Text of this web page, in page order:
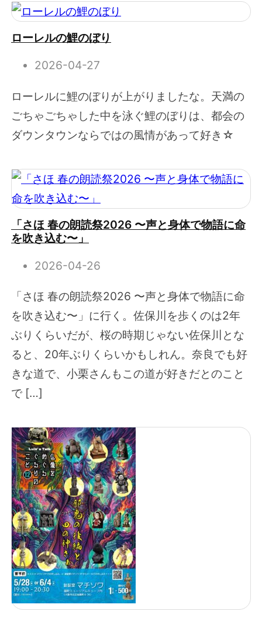
ローレルの鯉のぼり
2026-04-27
ローレルに鯉のぼりが上がりましたな。天満の
ごちゃごちゃした中を泳ぐ鯉のぼりは、都会の
ダウンタウンならではの風情があって好き☆
「さほ 春の朗読祭2026 〜声と身体で物語に命
を吹き込む〜」
2026-04-26
「さほ 春の朗読祭2026 〜声と身体で物語に命
を吹き込む〜」に行く。佐保川を歩くのは2年
ぶりくらいだが、桜の時期じゃない佐保川とな
ると、20年ぶりくらいかもしれん。奈良でも好
きな道で、小栗さんもこの道が好きだとのこと
で […]